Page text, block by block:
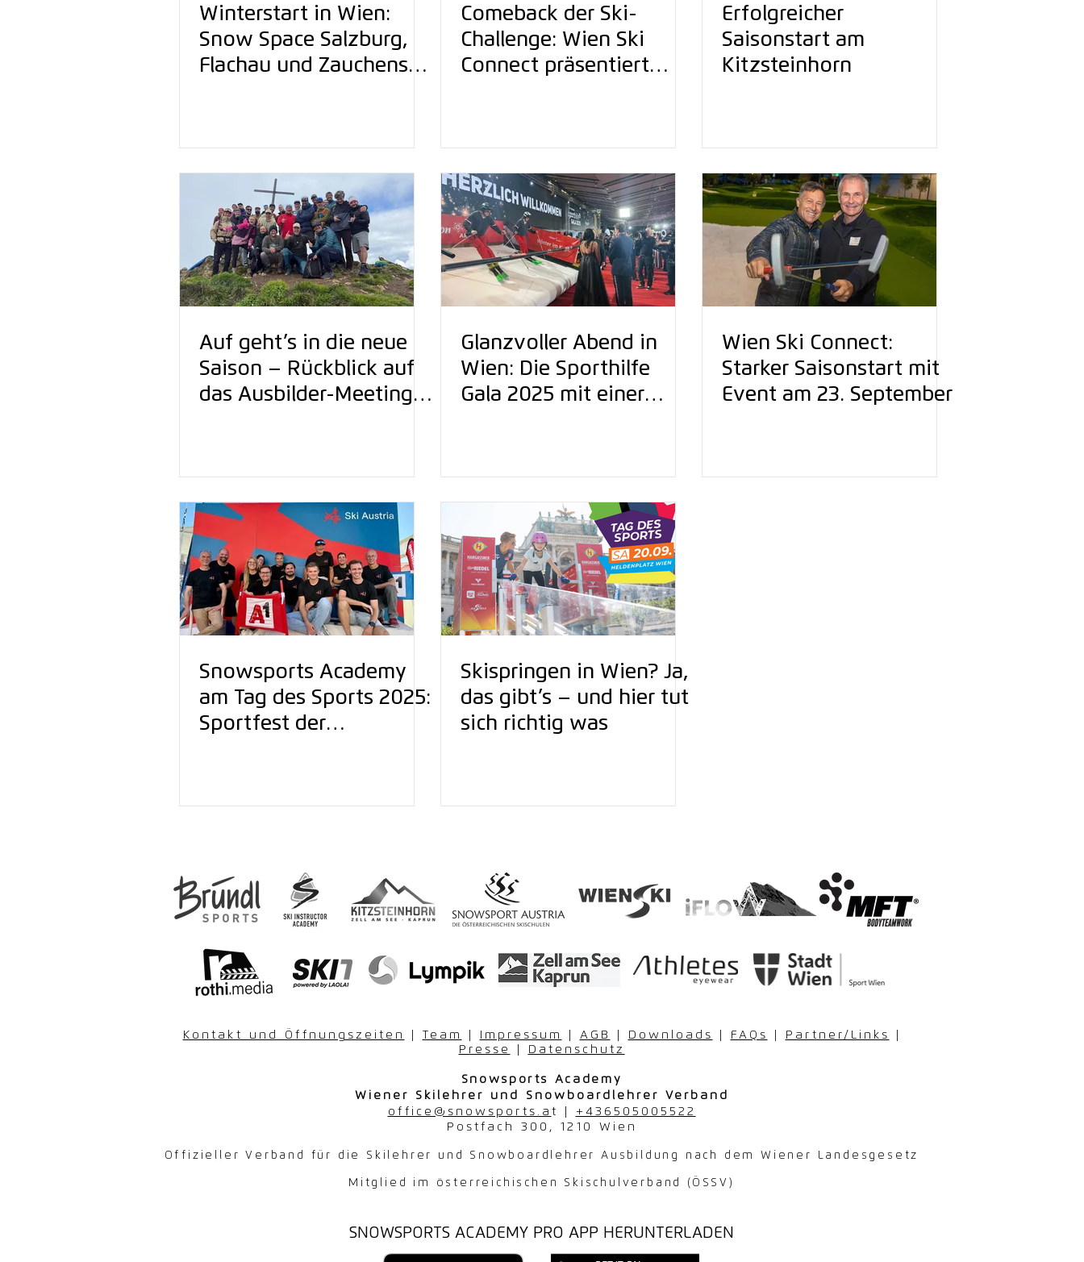
Winterstart in Wien:
Snow Space Salzburg,
Flachau und Zauchensee
Snowsports Academy
Comeback der Ski-
Challenge: Wien Ski
Connect präsentiert
und aktivem Sport
Erfolgreicher
Saisonstart am
Kitzsteinhorn
Auf geht’s in die neue
Saison – Rückblick auf
das Ausbilder-Meeting
Glanzvoller Abend in
Wien: Die Sporthilfe
Gala 2025 mit einer
Performance
Wien Ski Connect:
Starker Saisonstart mit
Event am 23. September
Snowsports Academy
am Tag des Sports 2025:
Sportfest der
Skispringen in Wien? Ja,
das gibt’s – und hier tut
sich richtig was
Kontakt und Öffnungszeiten Team Impressum AGB Downloads FAQs Partner/Links
Presse
Datenschutz
Snowsports
Academy
Wiener Skilehrer und Snowboardlehrer Verband
office@snowsports.a t | +436505005522
Postfach 300, 1210 Wien
Offizieller Verband für die Skilehrer und Snowboardlehrer Ausbildung nach dem Wiener Landesgesetz
Mitglied im österreichischen Skischulverband (ÖSSV)
SNOWSPORTS ACADEMY PRO APP HERUNTERLADEN